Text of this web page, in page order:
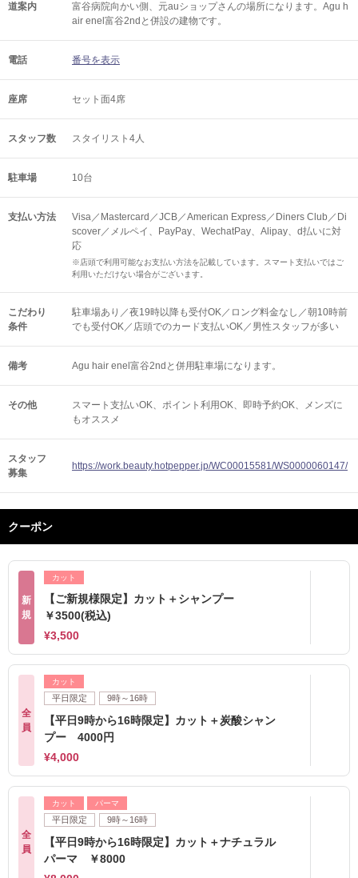
道案内
富谷病院向かい側、元auショップさんの場所になります。Agu h
air enel富谷2ndと併設の建物です。
電話 番号を表示
座席 セット面4席
スタッフ数 スタイリスト4人
駐車場 10台
支払い方法
Visa／Mastercard／JCB／American Express／Diners Club／Di
scover／メルペイ、PayPay、WechatPay、Alipay、d払いに対
応
※店頭で利用可能なお支払い方法を記載しています。スマート支払いではご
利用いただけない場合がございます。
こだわり
条件
駐車場あり／夜19時以降も受付OK／ロング料金なし／朝10時前
でも受付OK／店頭でのカード支払いOK／男性スタッフが多い
備考 Agu hair enel富谷2ndと併用駐車場になります。
その他 スマート支払いOK ポイント利用OK 即時予約OK
メンズに
もオススメ
スタッフ
募集
https://work.beauty.hotpepper.jp/WC00015581/WS0000060147/
クーポン
新
規
カット
【ご新規様限定】カット＋シャンプー
￥3500(税込)
¥3,500
全
員
カット
平日限定 9時～16時
【平日9時から16時限定】カット＋炭酸シャン
プー 4000円
¥4,000
全
員
カット パーマ
平日限定 9時～16時
【平日9時から16時限定】カット＋ナチュラル
パーマ ￥8000